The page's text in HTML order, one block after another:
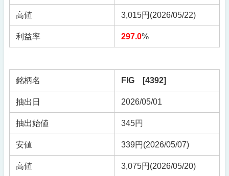
高値 3,015円(2026/05/22)
利益率 297.0%
銘柄名 FIG [4392]
抽出日 2026/05/01
抽出始値 345円
安値 339円(2026/05/07)
高値 3,075円(2026/05/20)